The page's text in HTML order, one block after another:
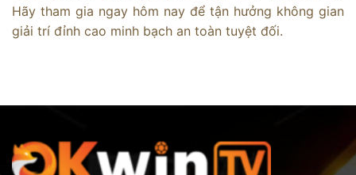
Hãy tham gia ngay hôm nay để tận hưởng không gian
giải trí đỉnh cao minh bạch an toàn tuyệt đối.